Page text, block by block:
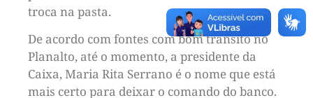
troca na pasta.
De acordo com fontes com bom trânsito no
Planalto, até o momento, a presidente da
Caixa, Maria Rita Serrano é o nome que está
mais certo para deixar o comando do banco.